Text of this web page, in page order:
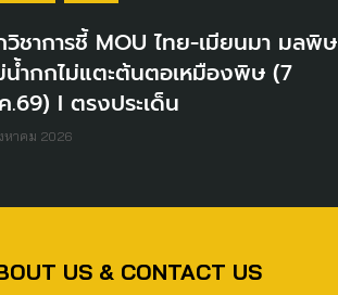
ชาการชี้ MOU ไทย-เมียนมา มลพิษ
ำกกไม่แตะต้นตอเหมืองพิษ (7
.69) I ตรงประเด็น
หาคม 2026
US & CONTACT US